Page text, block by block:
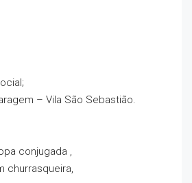
– Vila São Sebastião.
conjugada ,
churrasqueira,